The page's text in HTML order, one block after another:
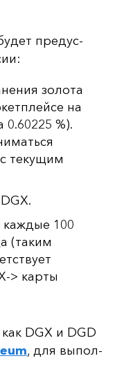
пре­дус­
золота
на
0.60225 %).
текущим
каждые 100
(таким
> карты
DGX и DGD
, для вы­пол­